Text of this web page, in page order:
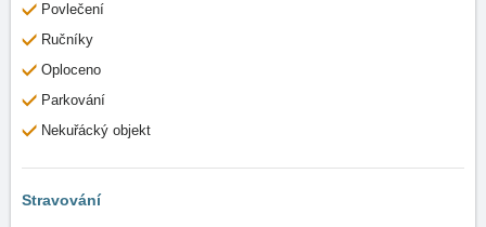
Povlečení
Ručníky
Oploceno
Parkování
Nekuřácký objekt
Stravování